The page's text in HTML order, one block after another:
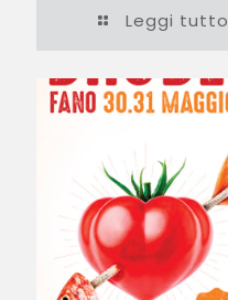
Leggi tutto